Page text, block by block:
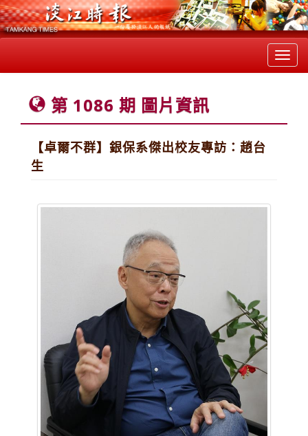
第 1086 期 圖片資訊
【卓爾不群】銀保系傑出校友專訪：趙台
生